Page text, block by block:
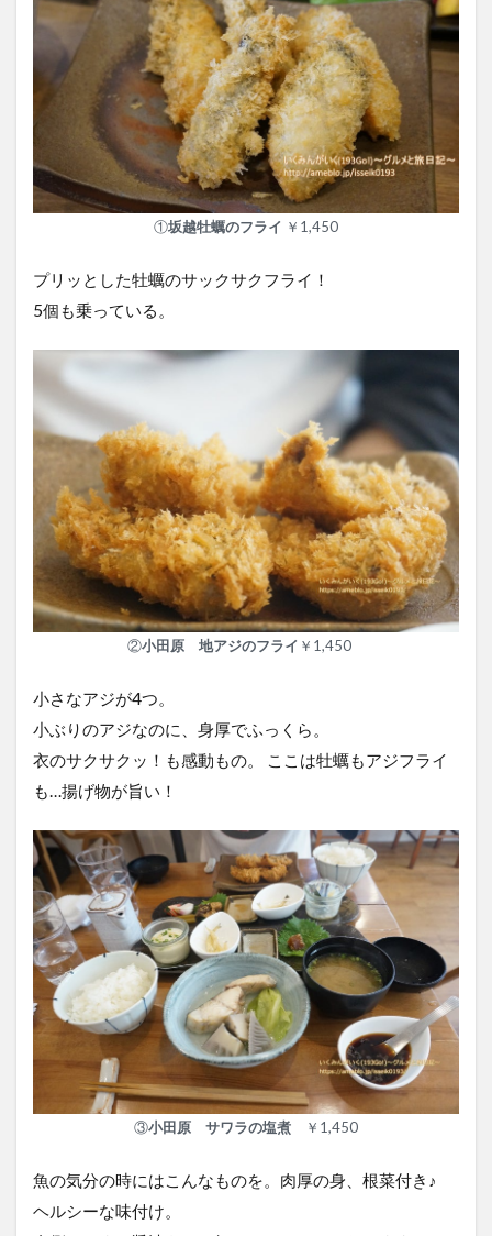
①坂越牡蠣のフライ ￥1,450
プリッとした牡蠣のサックサクフライ！
5個も乗っている。
②小田原 地アジのフライ ￥1,450
小さなアジが4つ。
小ぶりのアジなのに、身厚でふっくら。
衣のサクサクッ！も感動もの。 ここは牡蠣もアジフライ
も…揚げ物が旨い！
③小田原 サワラの塩煮 ￥1,450
魚の気分の時にはこんなものを。肉厚の身、根菜付き♪
ヘルシーな味付け。